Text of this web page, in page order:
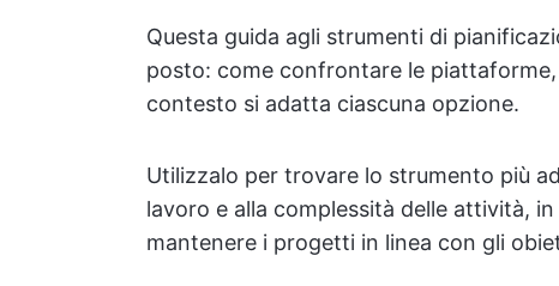
Questa guida agli strumenti di
posto: come confrontare le
contesto si adatta ciascuna opzione.
Utilizzalo per trovare lo strumento più
lavoro e alla complessità delle attività,
mantenere i progetti in linea con gli